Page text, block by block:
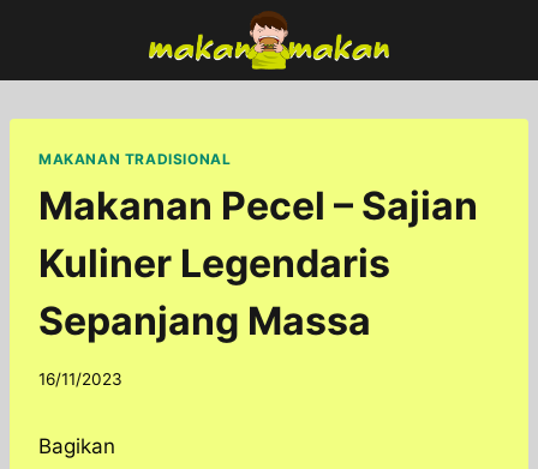
content
MAKANAN TRADISIONAL
Makanan Pecel – Sajian
Kuliner Legendaris
Sepanjang Massa
By
16/11/2023
Bagikan